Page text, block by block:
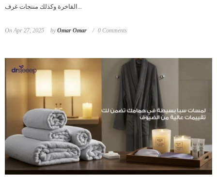
OnApr 27, 2025 byOmar Omar 0 Comments